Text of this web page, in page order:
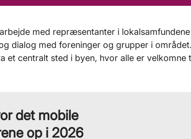
med repræsentanter i
dialog med foreninger og grupper i
et centralt sted i byen, hvor alle er velkomne
det mobile
op i 2026